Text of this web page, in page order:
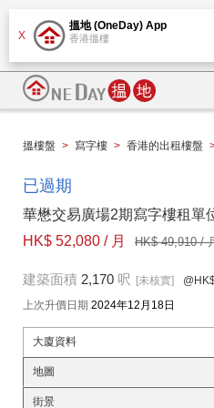
X
搵地 (OneDay) App
香港搵樓
搵樓盤 > 寫字樓 > 香港的出租樓盤
已過期
華懋交易廣場2期寫字樓租單
HK$ 52,080 / 月
HK$ 49,910 /
建築面積 2,170 呎 [未核實]
上次升價日期 2024年12月18日
大廈資料
地圖
街景